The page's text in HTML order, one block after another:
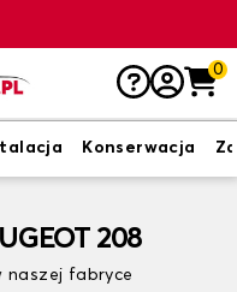
0
Konserwacja
208
naszej fabryce